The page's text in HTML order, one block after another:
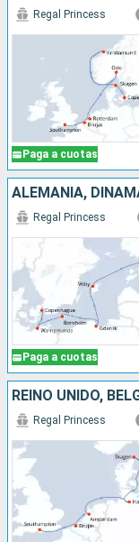
Paga a cuotas
Regal Princess
Paga a cuotas
Regal Princess
Regal Princess